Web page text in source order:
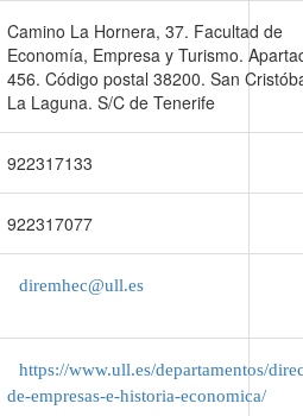
Camino La Hornera, 37. Facultad de
Economía, Empresa y Turismo.
456. Código postal 38200. San
La Laguna. S/C de Tenerife
922317133
922317077
diremhec@ull.es
https://www.ull.es/departamentos/
de-empresas-e-historia-economica/